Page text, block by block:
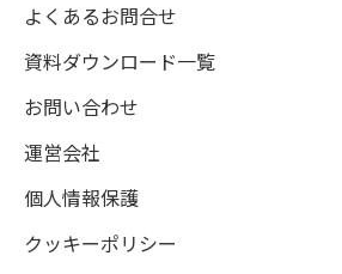
よくあるお問合せ
資料ダウンロード一覧
お問い合わせ
運営会社
個人情報保護
クッキーポリシー